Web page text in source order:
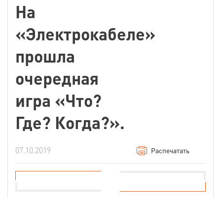
На
«Электрокабеле»
прошла
очередная
игра «Что?
Где? Когда?».
07.10.2019 Распечатать